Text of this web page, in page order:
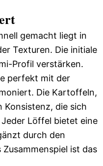
gemacht liegt in
Texturen. Die initiale
Profil verstärken.
perfekt mit der
Die Kartoffeln,
Konsistenz, die sich
Löffel bietet eine
durch den
ist das